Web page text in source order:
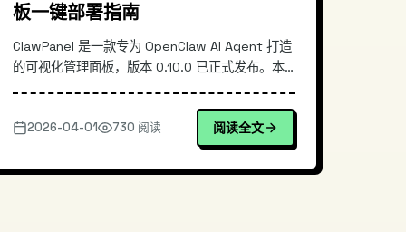
板一键部署指南
ClawPanel 是一款专为 OpenClaw AI Agent 打造
的可视化管理面板，版本 0.10.0 已正式发布。本
助手功能，并提供详细的安装配置指南。相比传统
命令行管理方式，ClawPanel 通过图形化界面大幅
简化了 AI Agent 的部署与运维流程，适合需要快
速搭建和管理 AI Agent 应用的开发者与运维人
2026-04-01 730 阅读 阅读全文